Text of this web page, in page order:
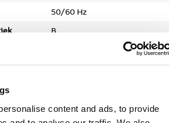
content and ads, to provide
50/60 Hz
B
73